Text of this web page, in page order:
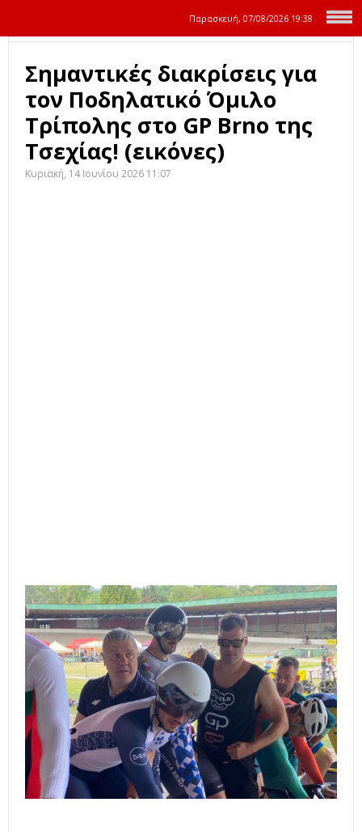
Παρασκευή, 07/08/2026 19:38
Σημαντικές διακρίσεις για
τον Ποδηλατικό Όμιλο
Τρίπολης στο GP Brno της
Τσεχίας! (εικόνες)
Κυριακή, 14 Ιουνίου 2026 11:07